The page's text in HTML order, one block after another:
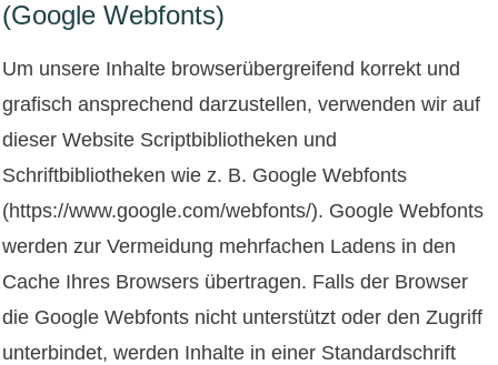
(Google Webfonts)
Um unsere Inhalte browserübergreifend korrekt und
grafisch ansprechend darzustellen, verwenden wir auf
dieser Website Scriptbibliotheken und
Schriftbibliotheken wie z. B. Google Webfonts
(https://www.google.com/webfonts/). Google Webfonts
werden zur Vermeidung mehrfachen Ladens in den
Cache Ihres Browsers übertragen. Falls der Browser
die Google Webfonts nicht unterstützt oder den Zugriff
unterbindet, werden Inhalte in einer Standardschrift